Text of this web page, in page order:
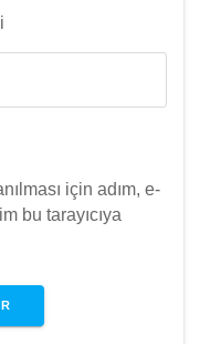
için adım, e-
bu tarayıcıya